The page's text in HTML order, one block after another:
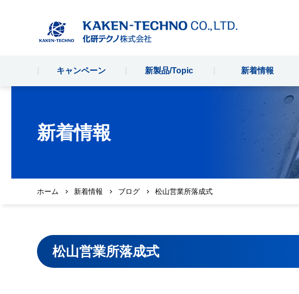
キャンペーン 新製品/Topic 新着情報
新着情報
ホーム 新着情報 ブログ 松山営業所落成式
松山営業所落成式